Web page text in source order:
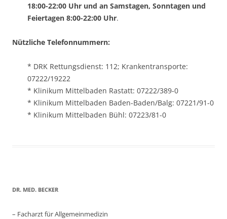
18:00-22:00 Uhr und an Samstagen, Sonntagen und
Feiertagen 8:00-22:00 Uhr.
Nützliche Telefonnummern:
* DRK Rettungsdienst: 112; Krankentransporte:
07222/19222
* Klinikum Mittelbaden Rastatt: 07222/389-0
* Klinikum Mittelbaden Baden-Baden/Balg: 07221/91-0
* Klinikum Mittelbaden Bühl: 07223/81-0
DR. MED. BECKER
– Facharzt für Allgemeinmedizin